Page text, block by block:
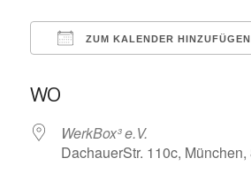
ZUM KALENDER HINZUFÜGEN
WO
WerkBox³ e.V.
DachauerStr. 110c,